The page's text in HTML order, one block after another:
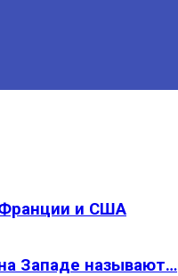
Франции и США
Западе называют…